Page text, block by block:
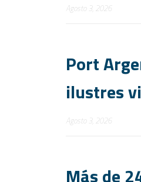
Agosto 3, 2026
Port
ilustres
Agosto 3, 2026
Más de